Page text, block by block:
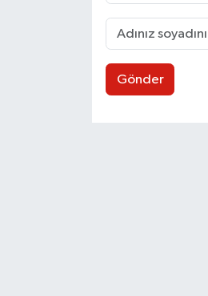
Gönder